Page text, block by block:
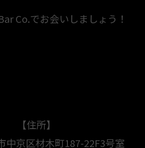
Co.でお会いしましょう！
【住所】
中京区材木町187-22F3号室